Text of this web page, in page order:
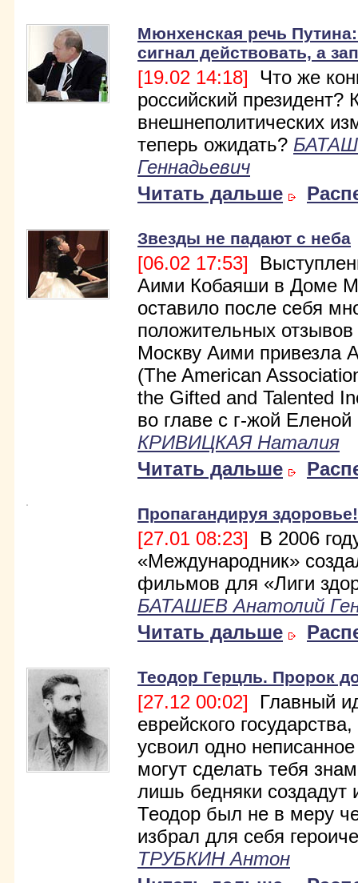
Мюнхенская речь
сигнал действовать, а
[19.02 14:18] Что же
российский президент?
внешнеполитических
теперь ожидать?
Геннадьевич
Читать дальше
Звезды не падают с неба
[06.02 17:53]
Аими Кобаяши в Доме
оставило после себя
положительных
Москву Аими привезла
(The American
the Gifted and Talented
во главе с г-жой
КРИВИЦКАЯ Наталия
Читать дальше
Пропагандируя здоровье!
[27.01 08:23] В 2006
«Международник»
фильмов для «Лиги
БАТАШЕВ Анатолий
Читать дальше
Теодор Герцль. Пророк
[27.12 00:02] Главный
еврейского
усвоил одно
могут сделать тебя
лишь бедняки создадут
Теодор был не в меру
избрал для себя
ТРУБКИН Антон